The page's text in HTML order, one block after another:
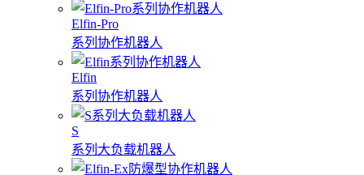
Elfin-Pro
系列协作机器人
Elfin
系列协作机器人
S
系列大负载机器人